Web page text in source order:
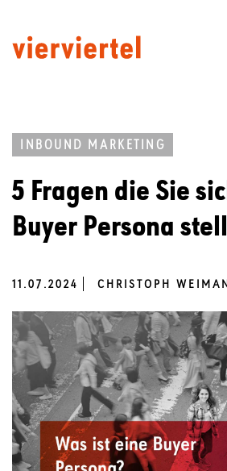
INBOUND MARKETING
5 Fragen die Sie
Buyer Persona
11.07.2024 CHRISTOPH